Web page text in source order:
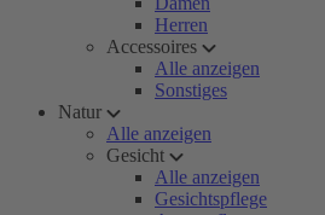
Herren
Accessoires
Alle anzeigen
Sonstiges
Natur
Alle anzeigen
Gesicht
Alle anzeigen
Gesichtspflege